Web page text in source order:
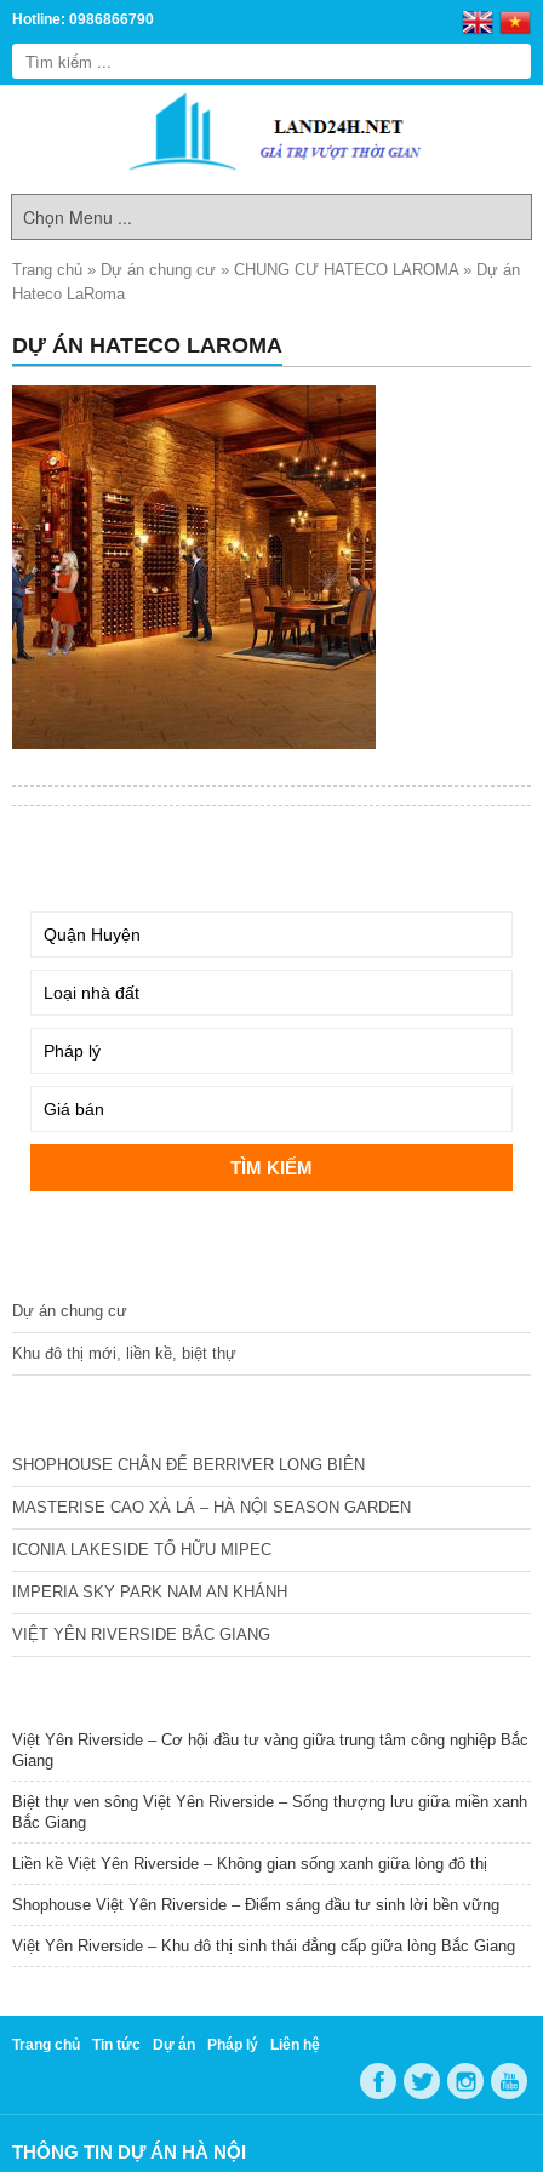
Hotline: 0986866790
Trang chủ » Dự án chung cư » CHUNG CƯ HATECO LAROMA» Dự án
Hateco LaRoma
DỰ ÁN HATECO LAROMA
Dự án chung cư
Khu đô thị mới, liền kề, biệt thự
SHOPHOUSE CHÂN ĐẾ BERRIVER LONG BIÊN
MASTERISE CAO XÀ LÁ – HÀ NỘI SEASON GARDEN
ICONIA LAKESIDE TỐ HỮU MIPEC
IMPERIA SKY PARK NAM AN KHÁNH
VIỆT YÊN RIVERSIDE BẮC GIANG
Việt Yên Riverside – Cơ hội đầu tư vàng giữa trung tâm công nghiệp Bắc
Giang
Biệt thự ven sông Việt Yên Riverside – Sống thượng lưu giữa miền xanh
Bắc Giang
Liền kề Việt Yên Riverside – Không gian sống xanh giữa lòng đô thị
Shophouse Việt Yên Riverside – Điểm sáng đầu tư sinh lời bền vững
Việt Yên Riverside – Khu đô thị sinh thái đẳng cấp giữa lòng Bắc Giang
Trang chủ Tin tức Dự án Pháp lý Liên hệ
THÔNG TIN DỰ ÁN HÀ NỘI